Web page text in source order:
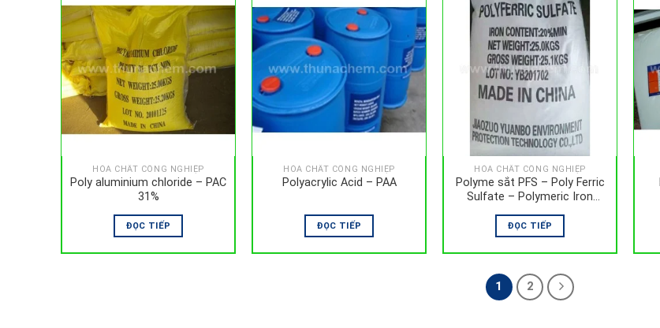
HÓA CHẤT CÔNG NGHIỆP
Poly aluminium chloride – PAC
31%
ĐỌC TIẾP
HÓA CHẤT CÔNG NGHIỆP
Polyacrylic Acid – PAA
ĐỌC TIẾP
HÓA CHẤT CÔNG NGHIỆP
Polyme sắt PFS – Poly Ferric
Sulfate – Polymeric Iron
ĐỌC TIẾP
1 2